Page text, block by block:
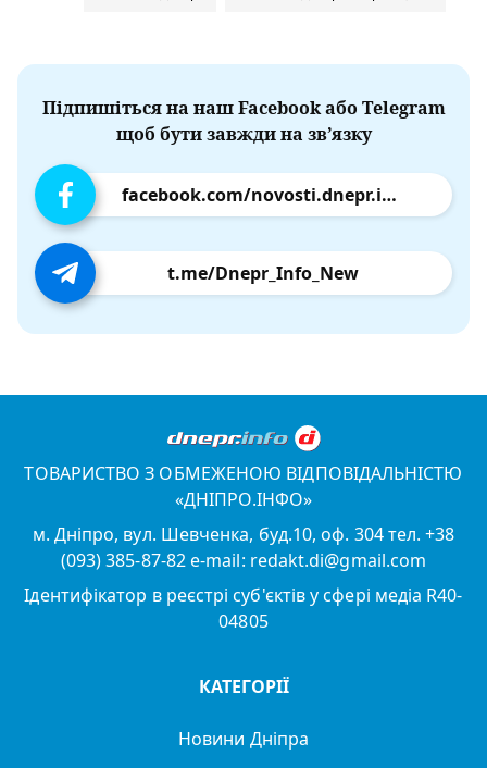
Підпишіться на наш Facebook або Telegram
щоб бути завжди на зв’язку
facebook.com/novosti.dnepr.info
t.me/Dnepr_Info_New
ТОВАРИСТВО З ОБМЕЖЕНОЮ ВІДПОВІДАЛЬНІСТЮ
«ДНІПРО.ІНФО»
м. Дніпро, вул. Шевченка, буд.10, оф. 304 тел. +38
(093) 385-87-82 e-mail: redakt.di@gmail.com
Ідентифікатор в реєстрі суб'єктів у сфері медіа R40-
04805
КАТЕГОРІЇ
Новини Дніпра